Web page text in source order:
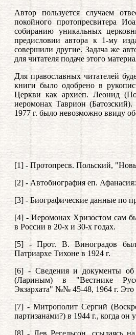
Автор пользуется случаем
покойного протопресвитера
собиранию уникальных
предисловии автора к 1-му
совершили другие. Задача же
для читателя подаче этого
Для православных читателей
книги было одобрено в
Церкви как архиеп. Леонид
иеромонах Таврион
1977 г. было невозможно ввиду
[1] - Протопресв. Польский,
[2] - Автобиография еп.
[3] - Биографические данные по
[4] - Иеромонах Хризостом сам
в России в 20-х и 30-х годах.
[5] - Прот. В. Виноградов
Патриархе Тихоне в 1924 г.
[6] - Сведения и документы об
(Лариным) в "Вестнике
Экзархата" №№ 45-48, 1964 г. Это
[7] - Митрополит Сергий
партизанами?) в 1944 г., когда
[8] - Лев Регельсон, ссылаясь